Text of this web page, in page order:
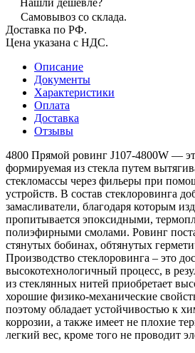
Самовывоз со склада.
Доставка по РФ.
Цена указана с НДС.
Описание
Документы
Характеристики
Оплата
Доставка
Отзывы
4800 Прямой ровинг J107-4800W —
формируемая из стекла путем
стекломассы через фильеры при
устройств. В состав стеклоровинга
замасливатели, благодаря которым
пропитывается эпоксидными,
полиэфирными смолами. Ровинг
стянутых бобинах, обтянутых
Производство стеклоровинга – это
высокотехнологичный процесс, в
из стеклянных нитей приобретает
хорошие физико-механические
поэтому обладает устойчивостью к
коррозии, а также имеет не плохие
легкий вес, кроме того не проводит